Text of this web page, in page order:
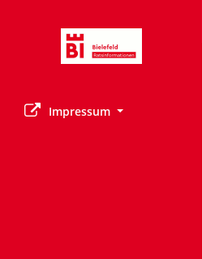
Impressum